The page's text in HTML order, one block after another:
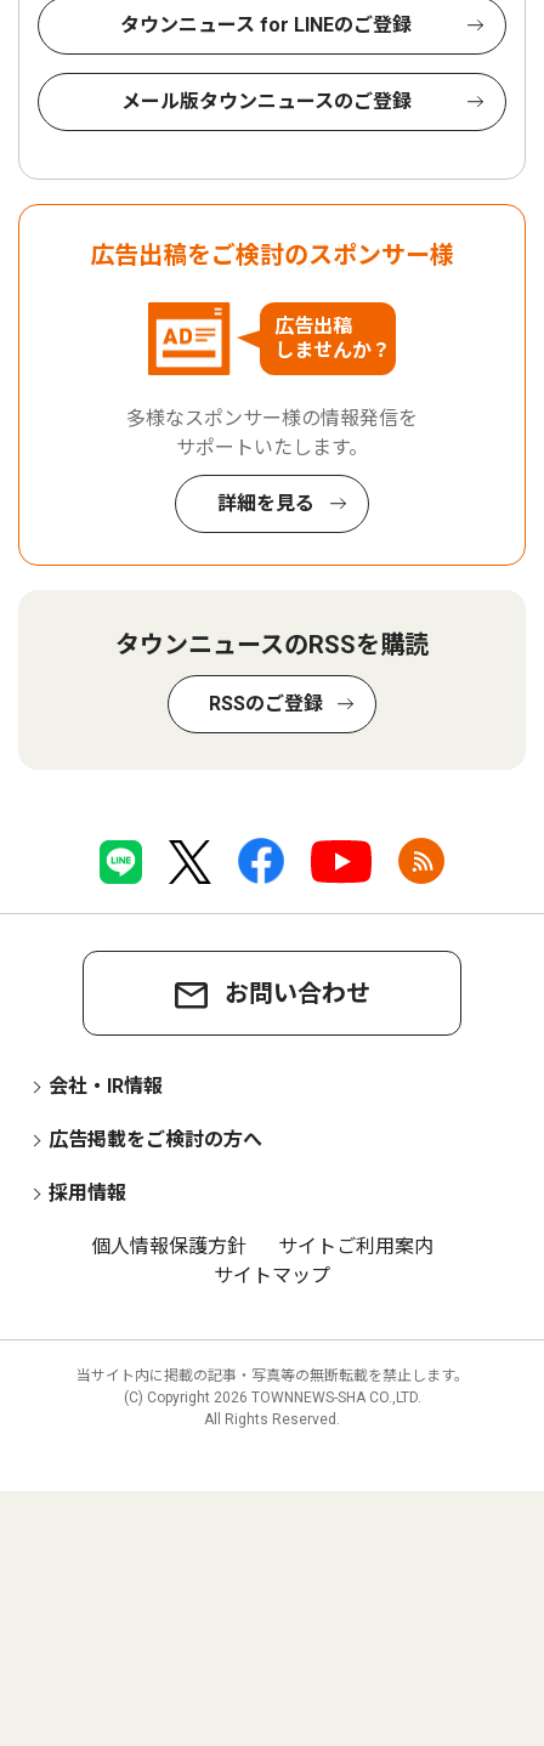
タウンニュース for LINEのご登録
メール版タウンニュースのご登録
広告出稿をご検討のスポンサー様
広告出稿
しませんか？
多様なスポンサー様の情報発信を
サポートいたします。
詳細を見る
タウンニュースのRSSを購読
RSSのご登録
お問い合わせ
会社・IR情報
広告掲載をご検討の方へ
採用情報
個人情報保護方針
サイトご利用案内
サイトマップ
当サイト内に掲載の記事・写真等の無断転載を禁止します。
(C) Copyright 2026 TOWNNEWS-SHA CO.,LTD.
All Rights Reserved.